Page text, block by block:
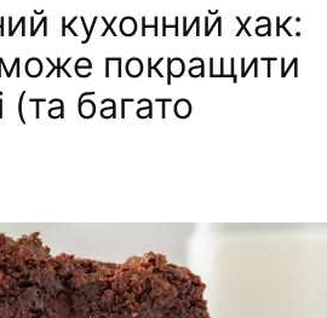
кухонний хак:
може покращити
(та багато